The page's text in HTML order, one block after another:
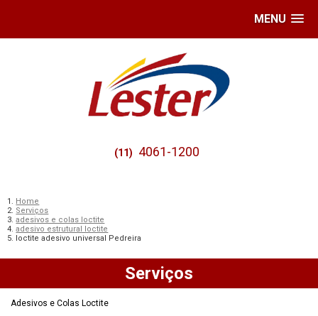
MENU
(11) 4061-1200
Home
Serviços
adesivos e colas loctite
adesivo estrutural loctite
loctite adesivo universal Pedreira
Serviços
Adesivos e Colas Loctite